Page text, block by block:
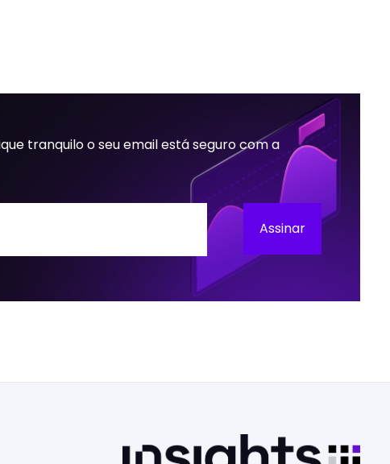
tranquilo o seu email está seguro com a
Assinar